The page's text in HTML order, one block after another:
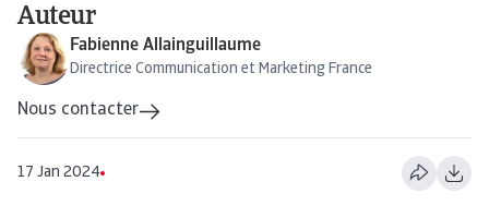
Auteur
Fabienne Allainguillaume
Directrice Communication et Marketing France
Nous contacter
17 Jan 2024